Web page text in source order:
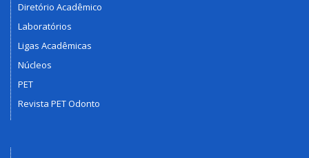
Diretório Acadêmico
Laboratórios
Ligas Acadêmicas
Núcleos
PET
Revista PET Odonto